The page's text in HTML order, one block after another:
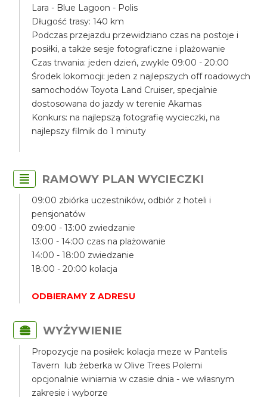
Lara - Blue Lagoon - Polis
Długość trasy: 140 km
Podczas przejazdu przewidziano czas na postoje i
posiłki, a także sesje fotograficzne i plażowanie
Czas trwania: jeden dzień, zwykle 09:00 - 20:00
Środek lokomocji: jeden z najlepszych off roadowych
samochodów Toyota Land Cruiser, specjalnie
dostosowana do jazdy w terenie Akamas
Konkurs: na najlepszą fotografię wycieczki, na
najlepszy filmik do 1 minuty
RAMOWY PLAN WYCIECZKI
09:00 zbiórka uczestników, odbiór z hoteli i
pensjonatów
09:00 - 13:00 zwiedzanie
13:00 - 14:00 czas na plażowanie
14:00 - 18:00 zwiedzanie
18:00 - 20:00 kolacja
ODBIERAMY Z ADRESU
WYŻYWIENIE
Propozycje na posiłek: kolacja meze w Pantelis
Tavern lub żeberka w Olive Trees Polemi
opcjonalnie winiarnia w czasie dnia - we własnym
zakresie i wyborze